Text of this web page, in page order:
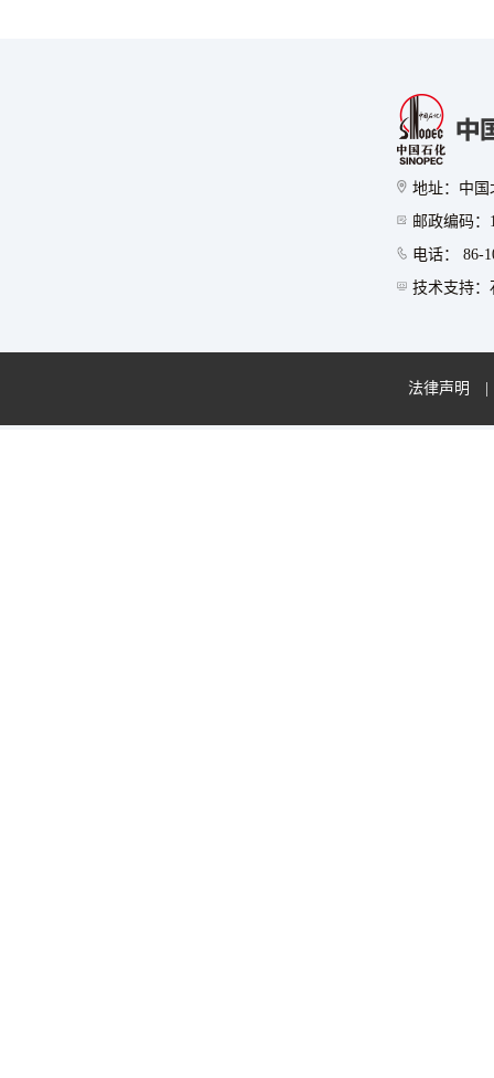
地址：中国
邮政编码：
电话： 86-
技术支持：
法律声明